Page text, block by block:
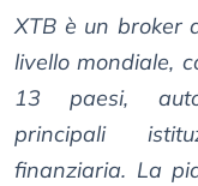
XTB è un broker
livello mondiale,
13 paesi,
principali
finanziaria. La